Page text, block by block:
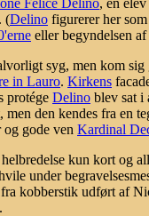
Felice Delino, en
(Delino figurerer her
eller begyndelsen af
syg, men kom
in Lauro. Kirkens
protége Delino blev sat i
men den kendes fra en
gode ven Kardinal
kun kort og
under
kobberstik udført af